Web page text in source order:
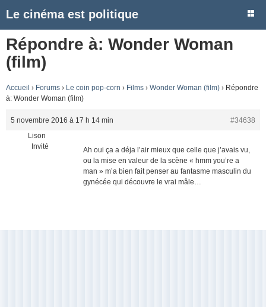
Le cinéma est politique
Répondre à: Wonder Woman
(film)
Accueil › Forums › Le coin pop-corn › Films › Wonder Woman (film) › Répondre
à: Wonder Woman (film)
5 novembre 2016 à 17 h 14 min
#34638
Lison
Invité
Ah oui ça a déja l’air mieux que celle que j’avais vu,
ou la mise en valeur de la scène « hmm you’re a
man » m’a bien fait penser au fantasme masculin du
gynécée qui découvre le vrai mâle…